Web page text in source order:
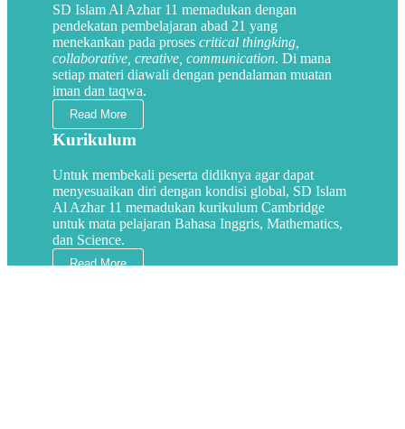
SD Islam Al Azhar 11 memadukan dengan
pendekatan pembelajaran abad 21 yang
menekankan pada proses critical thingking,
collaborative, creative, communication. Di mana
setiap materi diawali dengan pendalaman muatan
iman dan taqwa.
Read More
Kurikulum
Untuk membekali peserta didiknya agar dapat
menyesuaikan diri dengan kondisi global, SD Islam
Al Azhar 11 memadukan kurikulum Cambridge
untuk mata pelajaran Bahasa Inggris, Mathematics,
dan Science.
Read More